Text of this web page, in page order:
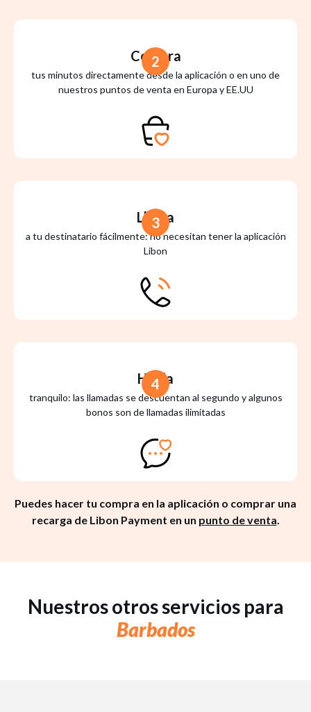
Compra
tus minutos directamente desde la aplicación o en uno de
nuestros puntos de venta en Europa y EE.UU
2
Llama
a tu destinatario fácilmente: no necesitan tener la aplicación
Libon
3
Habla
tranquilo: las llamadas se descuentan al segundo y algunos
bonos son de llamadas ilimitadas
4
Puedes hacer tu compra en la aplicación o comprar una
recarga de Libon Payment en un punto de venta.
Nuestros otros servicios para
Barbados